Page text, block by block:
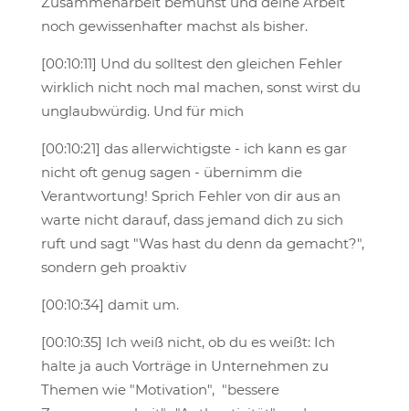
noch gewissenhafter machst als bisher.
[00:10:11] Und du solltest den gleichen Fehler
wirklich nicht noch mal machen, sonst wirst du
unglaubwürdig. Und für mich
[00:10:21] das allerwichtigste - ich kann es gar
nicht oft genug sagen - übernimm die
Verantwortung! Sprich Fehler von dir aus an
warte nicht darauf, dass jemand dich zu sich
ruft und sagt "Was hast du denn da gemacht?",
sondern geh proaktiv
[00:10:34] damit um.
[00:10:35] Ich weiß nicht, ob du es weißt: Ich
halte ja auch Vorträge in Unternehmen zu
Themen wie "Motivation", "bessere